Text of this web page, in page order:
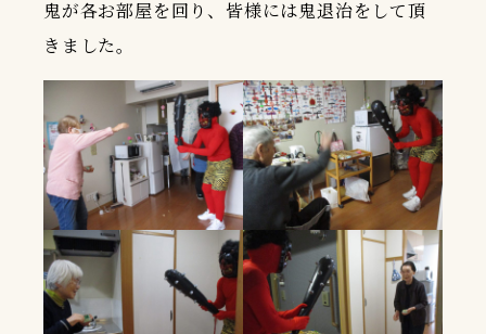
鬼が各お部屋を回り、皆様には鬼退治をして頂
きました。